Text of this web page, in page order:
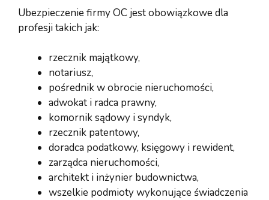
Ubezpieczenie firmy OC jest obowiązkowe dla
profesji takich jak:
rzecznik majątkowy,
notariusz,
pośrednik w obrocie nieruchomości,
adwokat i radca prawny,
komornik sądowy i syndyk,
rzecznik patentowy,
doradca podatkowy, księgowy i rewident,
zarządca nieruchomości,
architekt i inżynier budownictwa,
wszelkie podmioty wykonujące świadczenia